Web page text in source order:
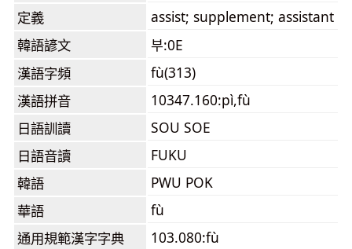
定義
assist; supplement; assistant
韓語諺文
부:0E
漢語字頻
fù(313)
漢語拼音
10347.160:pì,fù
日語訓讀
SOU SOE
日語音讀
FUKU
韓語
PWU POK
華語
fù
通用規範漢字字典
103.080:fù